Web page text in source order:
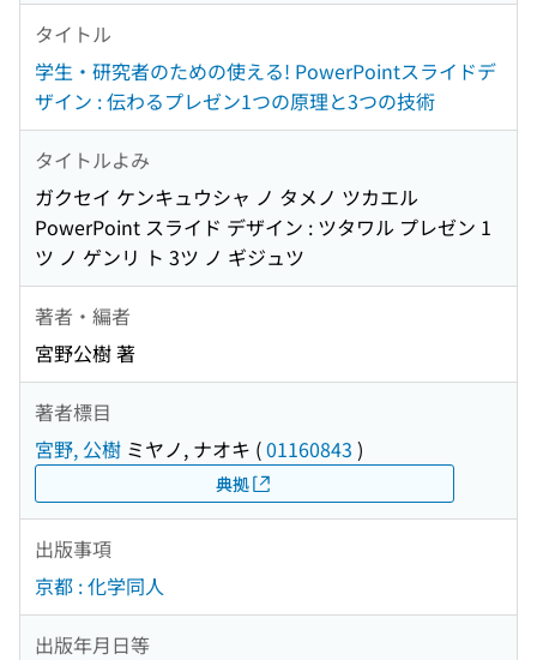
タイトル
学生・研究者のための使える! PowerPointスライドデ
ザイン : 伝わるプレゼン1つの原理と3つの技術
タイトルよみ
ガクセイ ケンキュウシャ ノ タメノ ツカエル
PowerPoint スライド デザイン : ツタワル プレゼン 1
ツ ノ ゲンリ ト 3ツ ノ ギジュツ
著者・編者
宮野公樹 著
著者標目
宮野, 公樹 ミヤノ, ナオキ (01160843 )
典拠
出版事項
京都 : 化学同人
出版年月日等